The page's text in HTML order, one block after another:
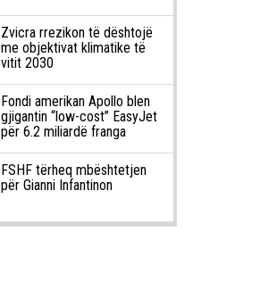
Zvicra rrezikon të dështojë
me objektivat klimatike të
vitit 2030
Fondi amerikan Apollo blen
gjigantin “low-cost” EasyJet
për 6.2 miliardë franga
FSHF tërheq mbështetjen
për Gianni Infantinon